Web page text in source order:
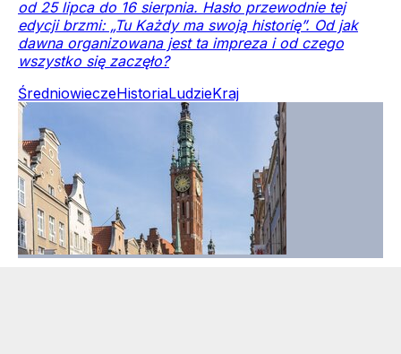
od 25 lipca do 16 sierpnia. Hasło przewodnie tej
edycji brzmi: „Tu Każdy ma swoją historię”. Od jak
dawna organizowana jest ta impreza i od czego
wszystko się zaczęło?
ŚredniowieczeHistoriaLudzieKraj